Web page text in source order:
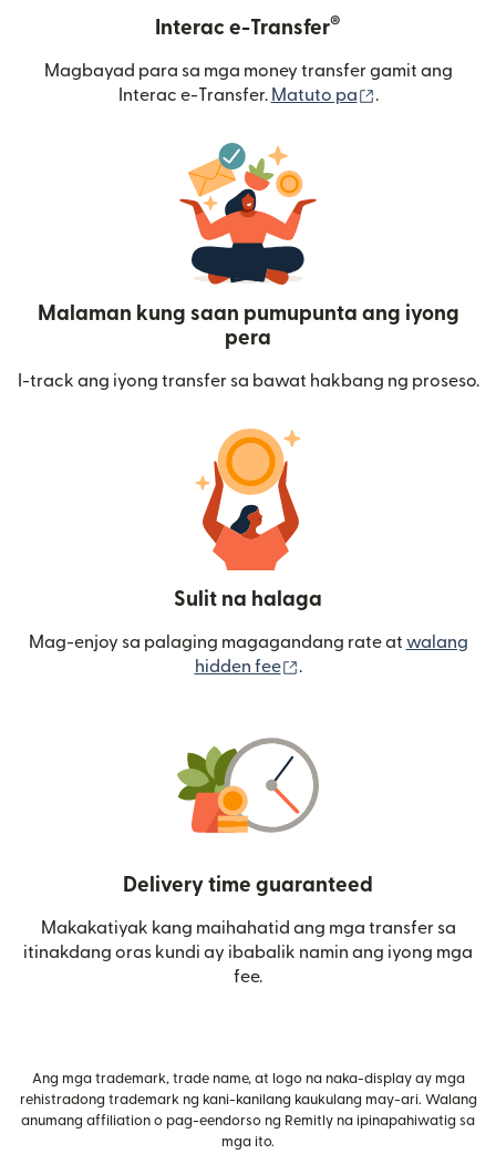
Interac e-Transfer®
Magbayad para sa mga money transfer gamit ang
Interac e-Transfer. Matuto pa .
Malaman kung saan pumupunta ang iyong
pera
I-track ang iyong transfer sa bawat hakbang ng proseso.
Sulit na halaga
Mag-enjoy sa palaging magagandang rate at walang
hidden fee
.
Delivery time guaranteed
Makakatiyak kang maihahatid ang mga transfer sa
itinakdang oras kundi ay ibabalik namin ang iyong mga
fee.
Ang mga trademark, trade name, at logo na naka-display ay mga
rehistradong trademark ng kani-kanilang kaukulang may-ari. Walang
anumang affiliation o pag-eendorso ng Remitly na ipinapahiwatig sa
mga ito.